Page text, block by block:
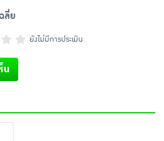
ลี่ย
ยังไม่มีการประเมิน
น